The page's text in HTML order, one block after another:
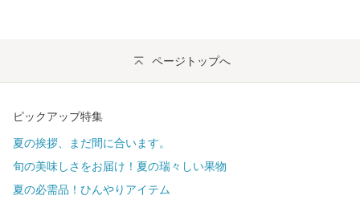
ページトップへ
ピックアップ特集
夏の挨拶、まだ間に合います。
旬の美味しさをお届け！夏の瑞々しい果物
夏の必需品！ひんやりアイテム